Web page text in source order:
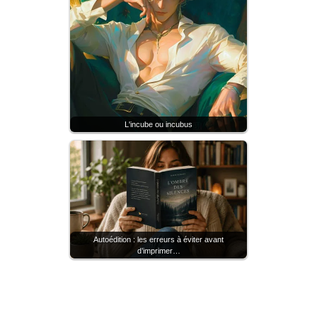
L'incube ou incubus
Autoédition : les erreurs à éviter avant
d’imprimer…